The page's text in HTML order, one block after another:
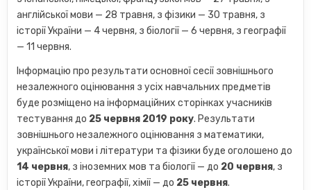
англійської мови — 28 травня, з фізики — 30 травня, з
історії України — 4 червня, з біології — 6 червня, з географії
— 11 червня.
Інформацію про результати основної сесії зовнішнього
незалежного оцінювання з усіх навчальних предметів
буде розміщено на інформаційних сторінках учасників
тестування до 25 червня 2019 року. Результати
зовнішнього незалежного оцінювання з математики,
української мови і літератури та фізики буде оголошено до
14 червня, з іноземних мов та біології — до 20 червня, з
історії України, географії, хімії — до 25 червня.